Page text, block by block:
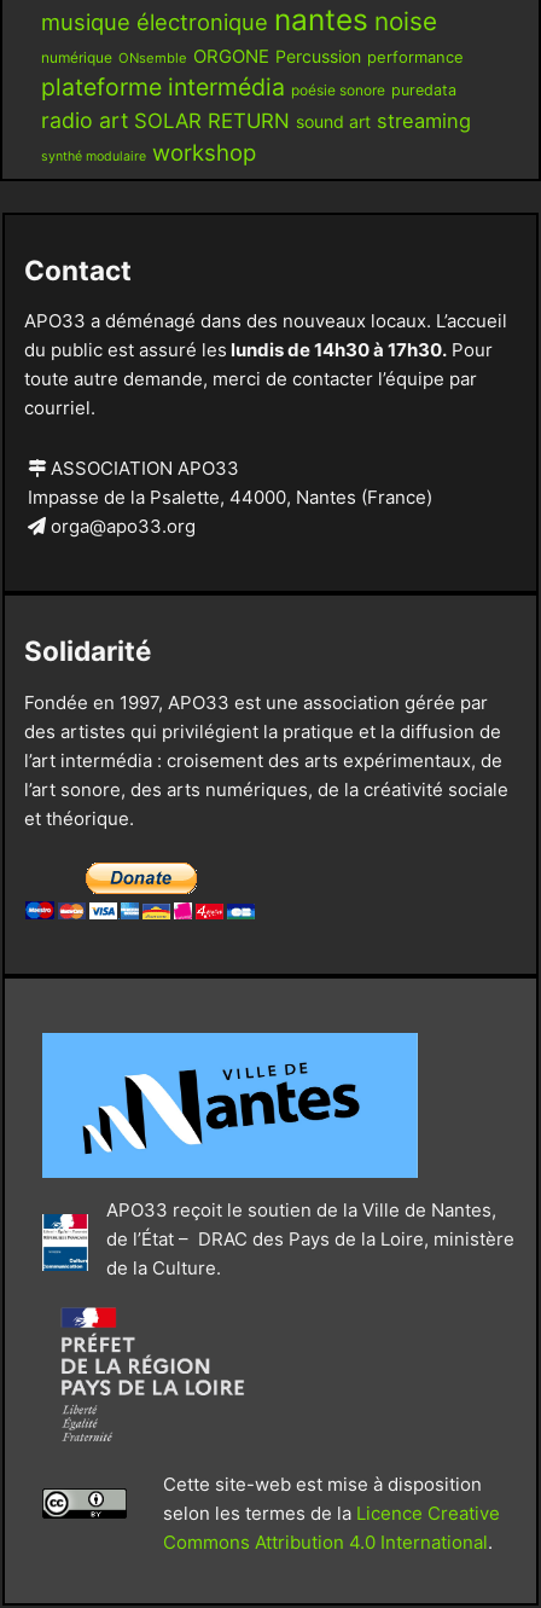
musique électronique nantes noise
numérique ONsemble ORGONE Percussion performance
plateforme intermédia poésie sonore puredata
radio art SOLAR RETURN sound art streaming
synthé modulaire workshop
Contact
APO33 a déménagé dans des nouveaux locaux. L’accueil
du public est assuré les lundis de 14h30 à 17h30.Pour
toute autre demande, merci de contacter l’équipe par
courriel.
ASSOCIATION APO33
Impasse de la Psalette, 44000, Nantes (France)
orga@apo33.org
Solidarité
Fondée en 1997, APO33 est une association gérée par
des artistes qui privilégient la pratique et la diffusion de
l’art intermédia : croisement des arts expérimentaux, de
l’art sonore, des arts numériques, de la créativité sociale
et théorique.
APO33 reçoit le soutien de la Ville de Nantes,
de l’État – DRAC des Pays de la Loire, ministère
de la Culture.
Cette site-web est mise à disposition
selon les termes de la Licence Creative
Commons Attribution 4.0 International.